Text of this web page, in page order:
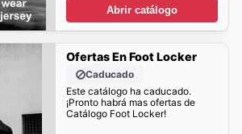
Abrir catálogo
Ofertas En Foot Locker
Caducado
Este catálogo ha caducado.
¡Pronto habrá mas ofertas de
Catálogo Foot Locker!